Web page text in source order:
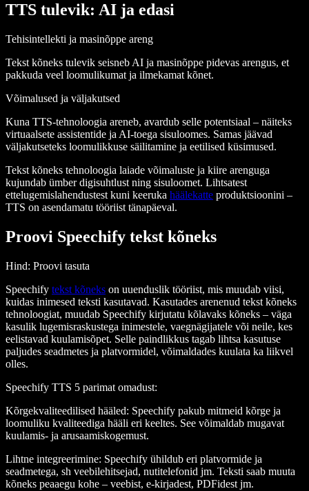
TTS tulevik: AI ja edasi
Tehisintellekti ja masinõppe areng
Tekst kõneks tulevik seisneb AI ja masinõppe pidevas arengus, et
pakkuda veel loomulikumat ja ilmekamat kõnet.
Võimalused ja väljakutsed
Kuna TTS-tehnoloogia areneb, avardub selle potentsiaal – näiteks
virtuaalsete assistentide ja AI-toega sisuloomes. Samas jäävad
väljakutseteks loomulikkuse säilitamine ja eetilised küsimused.
Tekst kõneks tehnoloogia laiade võimaluste ja kiire arenguga
kujundab ümber digisuhtlust ning sisuloomet. Lihtsatest
ettelugemislahendustest kuni keeruka häälekatte produktsioonini –
TTS on asendamatu tööriist tänapäeval.
Proovi Speechify tekst kõneks
Hind: Proovi tasuta
Speechify tekst kõneks on uuenduslik tööriist, mis muudab viisi,
kuidas inimesed teksti kasutavad. Kasutades arenenud tekst kõneks
tehnoloogiat, muudab Speechify kirjutatu kõlavaks kõneks – väga
kasulik lugemisraskustega inimestele, vaegnägijatele või neile, kes
eelistavad kuulamisõpet. Selle paindlikkus tagab lihtsa kasutuse
paljudes seadmetes ja platvormidel, võimaldades kuulata ka liikvel
olles.
Speechify TTS 5 parimat omadust:
Kõrgekvaliteedilised hääled: Speechify pakub mitmeid kõrge ja
loomuliku kvaliteediga hääli eri keeltes. See võimaldab mugavat
kuulamis- ja arusaamiskogemust.
Lihtne integreerimine: Speechify ühildub eri platvormide ja
seadmetega, sh veebilehitsejad, nutitelefonid jm. Teksti saab muuta
kõneks peaaegu kohe – veebist, e-kirjadest, PDFidest jm.